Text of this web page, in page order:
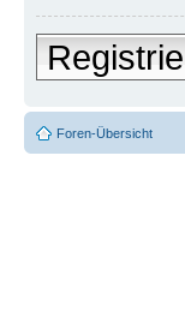
Foren-Übersicht